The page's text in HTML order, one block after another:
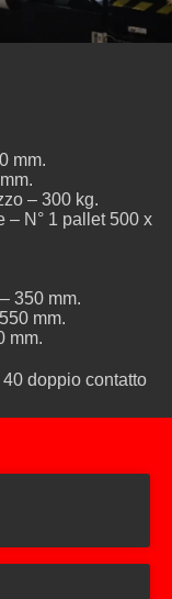
mm.
– 300 kg.
– N° 1 pallet 500 x
350 mm.
mm.
mm.
doppio contatto